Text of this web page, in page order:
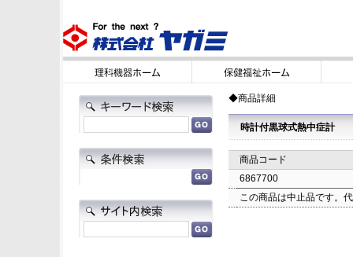
◆商品詳細
時計付黒球式熱中症計
商品コード
6867700
この商品は中止品です。